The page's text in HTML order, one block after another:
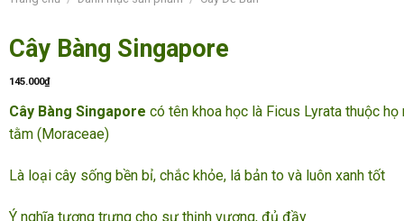
Cây Bàng Singapore
145.000₫
Cây Bàng Singapore có tên khoa học là Ficus Lyrata thuộc họ
tằm (Moraceae)
Là loại cây sống bền bỉ, chắc khỏe, lá bản to và luôn xanh tốt
Ý nghĩa tượng trưng cho sự thịnh vượng, đủ đầy